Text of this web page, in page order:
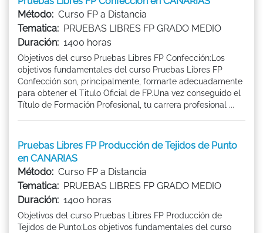
Método: Curso FP a Distancia
Tematica: PRUEBAS LIBRES FP GRADO MEDIO
Duración: 1400 horas
Objetivos del curso Pruebas Libres FP Confección:Los
objetivos fundamentales del curso Pruebas Libres FP
Confección son, principalmente, formarte adecuadamente
para obtener el Titulo Oficial de FP.Una vez conseguido el
Título de Formación Profesional, tu carrera profesional ...
Pruebas Libres FP Producción de Tejidos de Punto
en CANARIAS
Método: Curso FP a Distancia
Tematica: PRUEBAS LIBRES FP GRADO MEDIO
Duración: 1400 horas
Objetivos del curso Pruebas Libres FP Producción de
Tejidos de Punto:Los objetivos fundamentales del curso